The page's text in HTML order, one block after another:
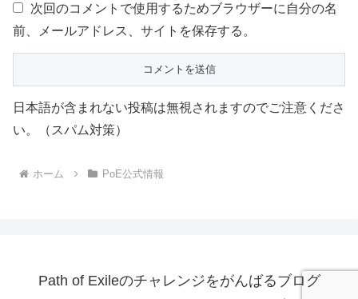
次回のコメントで使用するためブラウザーに自分の名
前、メールアドレス、サイトを保存する。
日本語が含まれない投稿は無視されますのでご注意くださ
い。（スパム対策）
ホーム PoE公式情報
Path of Exileのチャレンジをがんばるブログ